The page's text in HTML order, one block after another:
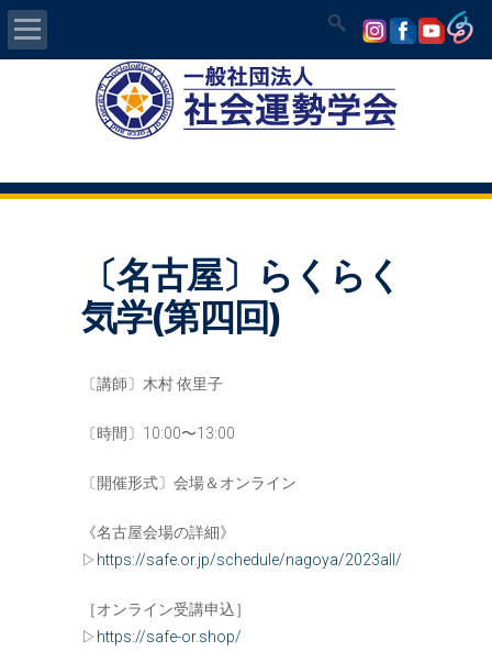
気学/易 セミナー
講師の紹介
入会について
開運MAPS
〔名古屋〕らくらく
気学(第四回)
〔講師〕木村 依里子
〔時間〕10:00〜13:00
〔開催形式〕会場＆オンライン
《名古屋会場の詳細》
▷ https://safe.or.jp/schedule/nagoya/2023all/
［オンライン受講申込］
▷ https://safe-or.shop/